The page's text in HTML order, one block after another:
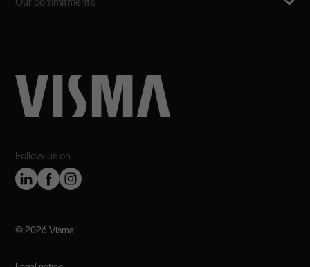
Follow us on
©️ 2026 Visma